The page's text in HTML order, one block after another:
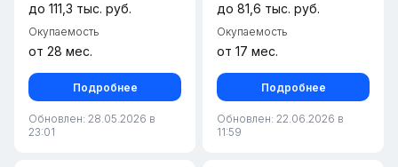
до 111,3 тыс. руб.
Окупаемость
от 28 мес.
Подробнее
Обновлен: 28.05.2026 в
23:01
до 81,6 тыс. руб.
Окупаемость
от 17 мес.
Подробнее
Обновлен: 22.06.2026 в
11:59